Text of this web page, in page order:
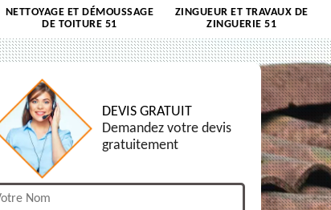
NETTOYAGE ET DÉMOUSSAGE
DE TOITURE 51
ZINGUEUR ET TRAVAUX DE
ZINGUERIE 51
DEVIS GRATUIT
Demandez votre devis
gratuitement